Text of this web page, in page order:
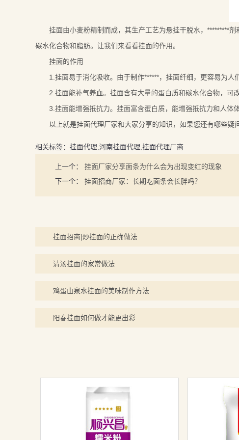
挂面由小麦粉精制而成，其生产工艺为悬挂干脱水，*********剂
碳水化合物和脂肪。让我们来看看挂面的作用。
挂面的作用
1.挂面易于消化吸收。由于制作******，挂面纤细，更容易为人
2.挂面能补气养血。挂面含有大量的蛋白质和碳水化合物，可改
3.挂面能增强抵抗力。挂面富含蛋白质，能增强抵抗力和人体体
以上就是挂面代理厂家和大家分享的知识，如果您还有哪些疑
相关标签：挂面代理,河南挂面代理,挂面代理厂商
上一个： 挂面厂家分享面条为什么会为出现变红的现象
下一个： 挂面招商厂家：长期吃面条会长胖吗？
挂面招商|炒挂面的正确做法
清汤挂面的家常做法
鸡蛋山泉水挂面的美味制作方法
阳春挂面如何做才能更出彩